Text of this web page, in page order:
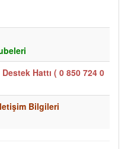
Hattı ( 0 850 724 0
Bilgileri